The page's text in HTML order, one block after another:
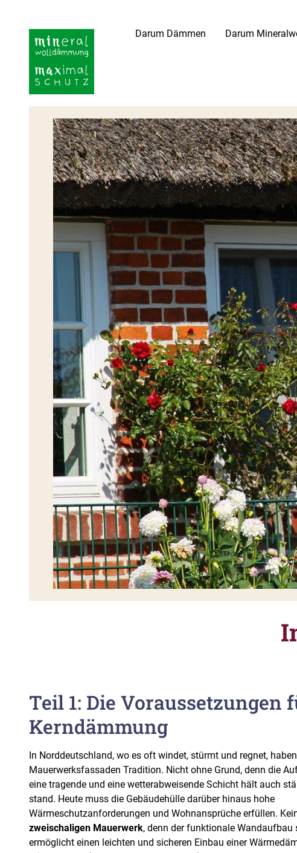
Darum Dämmen Darum
Teil 1: Die Voraussetzungen
Kerndämmung
In Norddeutschland, wo es oft windet, stürmt und regnet,
Mauerwerksfassaden Tradition. Nicht ohne Grund, denn die
eine tragende und eine wetterabweisende Schicht hält auch
stand. Heute muss die Gebäudehülle darüber hinaus hohe
Wärmeschutzanforderungen und Wohnansprüche erfüllen.
zweischaligen Mauerwerk, denn der funktionale Wandaufbau
ermöglicht einen leichten und sicheren Einbau einer